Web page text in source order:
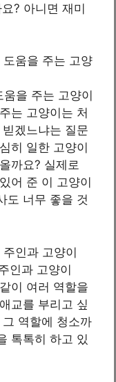
? 아니면 재미
을 주는 고양이
는 고양이는 처
겠느냐는 질문
히 일한 고양이
까요? 실제로
어 준 이 고양이
도 너무 좋을 것
인과 고양이
이 여러 역할을
교를 부리고 싶
역할에 청소까
톡톡히 하고 있